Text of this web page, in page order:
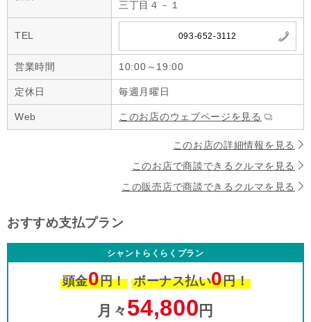
三丁目４－１
TEL 093-652-3112
営業時間 10:00～19:00
定休日 毎週月曜日
Web このお店のウェブページを見る
このお店の詳細情報を見る
このお店で商談できるクルマを見る
この販売店で商談できるクルマを見る
おすすめ支払プラン
シャントらくらくプラン
頭金0円！ ボーナス払い0円！
月々54,800 円